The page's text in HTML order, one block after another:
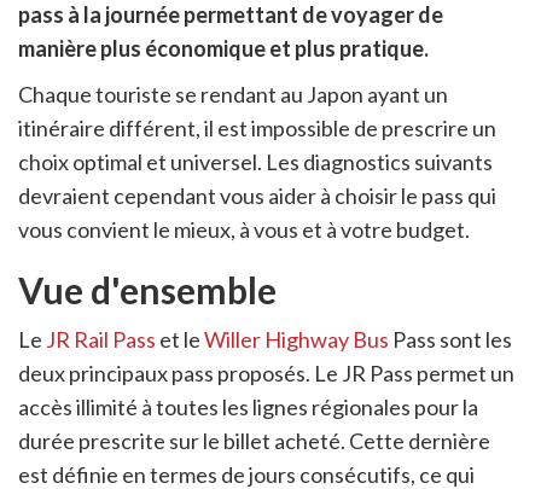
pass à la journée permettant de voyager de
manière plus économique et plus pratique.
Chaque touriste se rendant au Japon ayant un
itinéraire différent, il est impossible de prescrire un
choix optimal et universel. Les diagnostics suivants
devraient cependant vous aider à choisir le pass qui
vous convient le mieux, à vous et à votre budget.
Vue d'ensemble
Le JR Rail Pass et leWiller Highway Bus Pass sont les
deux principaux pass proposés. Le JR Pass permet un
accès illimité à toutes les lignes régionales pour la
durée prescrite sur le billet acheté. Cette dernière
est définie en termes de jours consécutifs, ce qui